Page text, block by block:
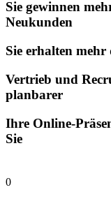
Sie gewinnen
Neukunden
Sie erhalten
Vertrieb und
planbarer
Ihre Online-
Sie
0